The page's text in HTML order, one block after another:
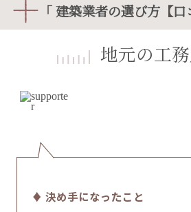
「 建築業者の選び方【
地元の工
♦ 決め手になったこと